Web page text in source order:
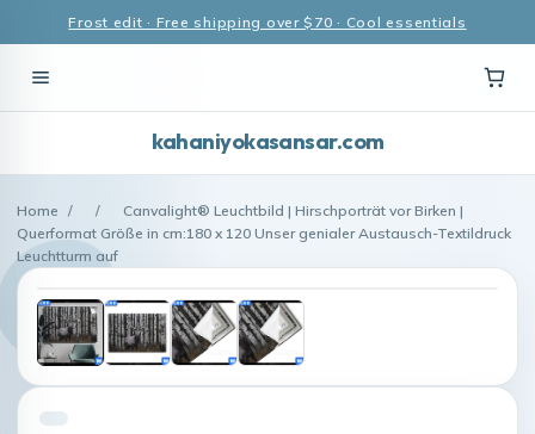
Frost edit · Free shipping over $70 · Cool essentials
kahaniyokasansar.com
Home / /
Canvalight® Leuchtbild | Hirschporträt vor Birken |
Querformat Größe in cm:180 x 120 Unser genialer Austausch-Textildruck
Leuchtturm auf